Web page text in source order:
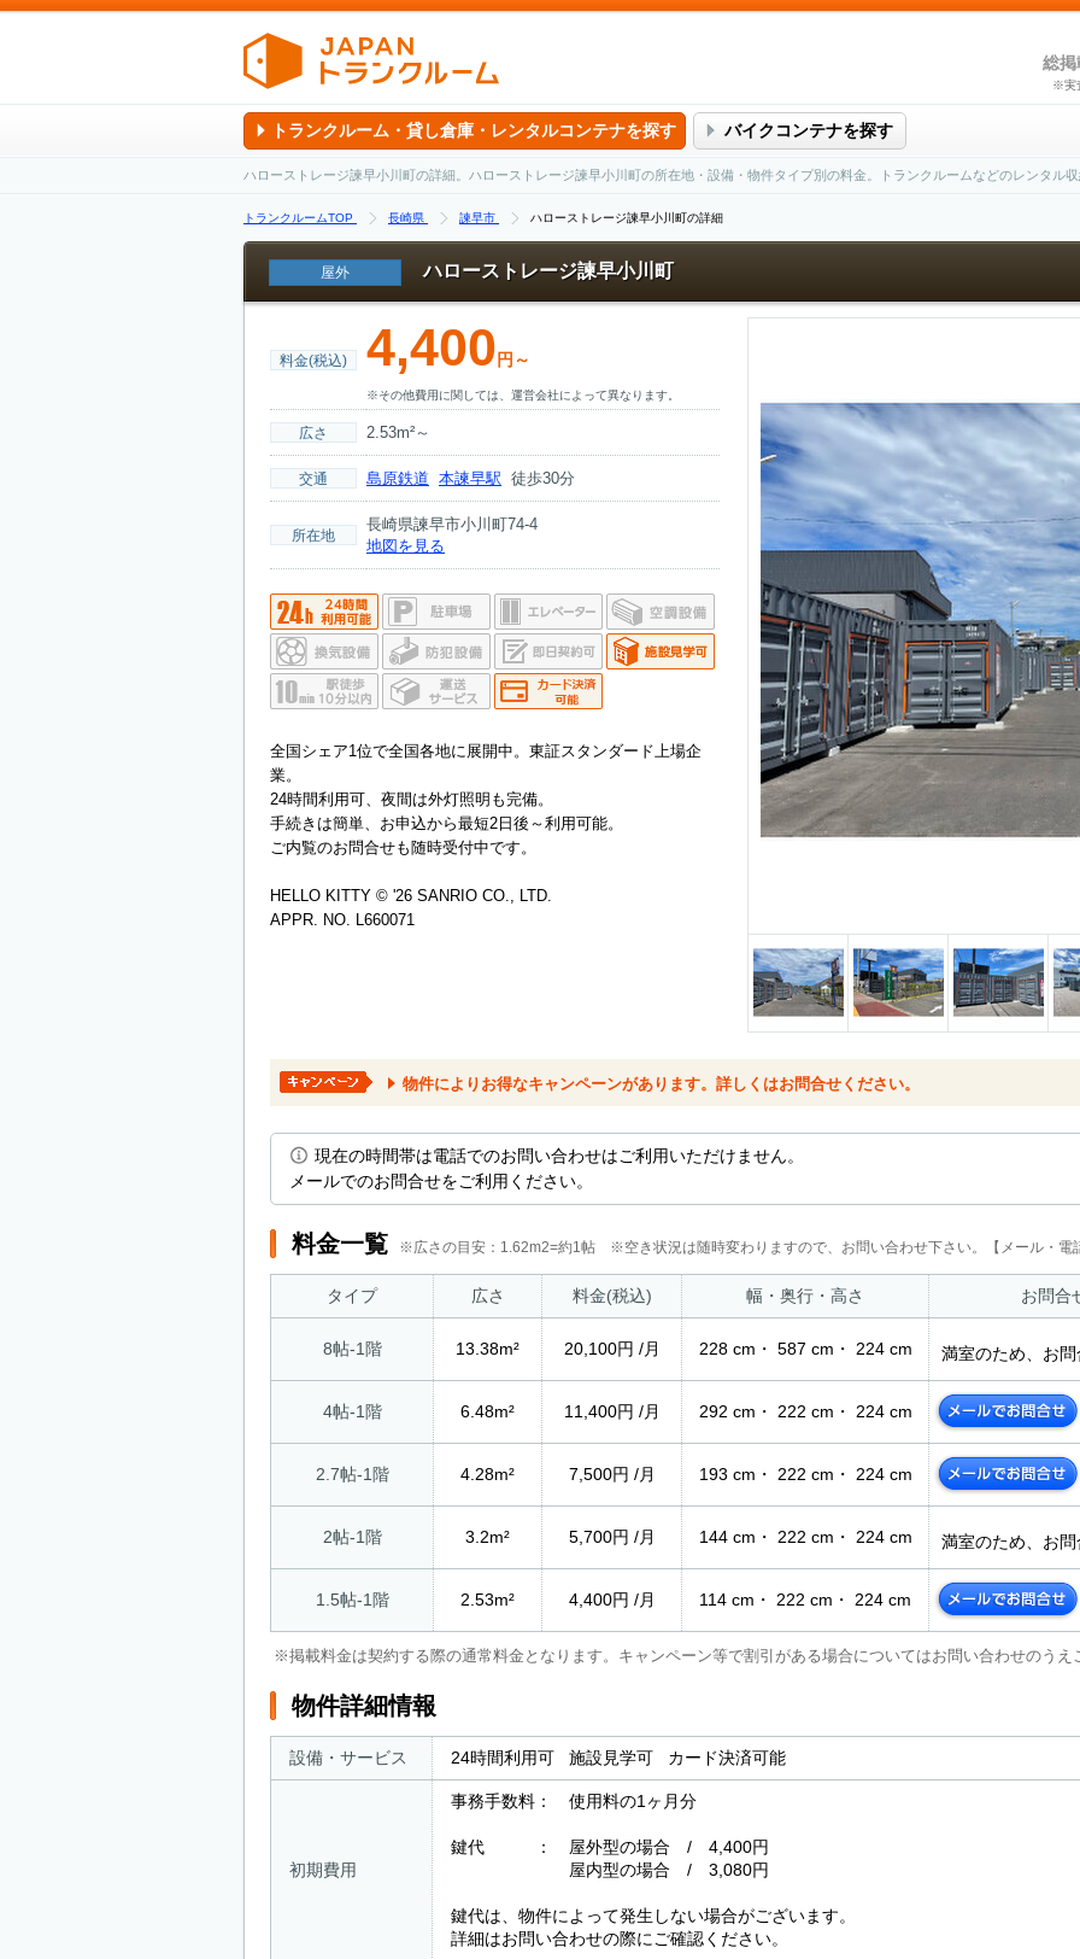
総
※実
トランクルーム・貸し倉庫・レンタルコンテナを探す バイクコンテナを探す
ハローストレージ諫早小川町の詳細。ハローストレージ諫早小川町の所在地・設備・物件タイプ別の料金。トランクルームなどのレンタル
トランクルームTOP 長崎県 諫早市 ハローストレージ諫早小川町の詳細
屋外 ハローストレージ諫早小川町
料金(税込) 4,400 円～
※その他費用に関しては、運営会社によって異なります。
広さ 2.53m²～
交通 島原鉄道 本諫早駅 徒歩30分
所在地
長崎県諫早市小川町74-4
地図を見る
全国シェア1位で全国各地に展開中。東証スタンダード上場企
業。
24時間利用可、夜間は外灯照明も完備。
手続きは簡単、お申込から最短2日後～利用可能。
ご内覧のお問合せも随時受付中です。
HELLO KITTY © '26 SANRIO CO., LTD.
APPR. NO. L660071
物件によりお得なキャンペーンがあります。詳しくはお問合せください。
現在の時間帯は電話でのお問い合わせはご利用いただけません。
メールでのお問合せをご利用ください。
料金一覧 ※広さの目安：1.62m2=約1帖 ※空き状況は随時変わりますので、お問い合わせ下さい。【メール・電
タイプ 広さ 料金(税込) 幅・奥行・高さ お問合
8帖-1階 13.38m² 20,100円 /月 228 cm・ 587 cm・ 224 cm 満室のため、お
4帖-1階 6.48m² 11,400円 /月 292 cm・ 222 cm・ 224 cm
2.7帖-1階 4.28m² 7,500円 /月 193 cm・ 222 cm・ 224 cm
2帖-1階 3.2m² 5,700円 /月 144 cm・ 222 cm・ 224 cm 満室のため、お
1.5帖-1階 2.53m² 4,400円 /月 114 cm・ 222 cm・ 224 cm
※掲載料金は契約する際の通常料金となります。キャンペーン等で割引がある場合についてはお問い合わせのうえ
物件詳細情報
設備・サービス 24時間利用可 施設見学可 カード決済可能
初期費用
事務手数料： 使用料の1ヶ月分
鍵代 ： 屋外型の場合 / 4,400円
屋内型の場合 / 3,080円
鍵代は、物件によって発生しない場合がございます。
詳細はお問い合わせの際にご確認ください。